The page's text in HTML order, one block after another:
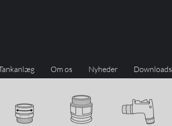
Om os Nyheder Downloads